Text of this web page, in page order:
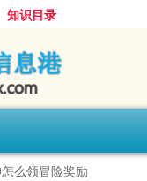
知识目录
么领冒险奖励